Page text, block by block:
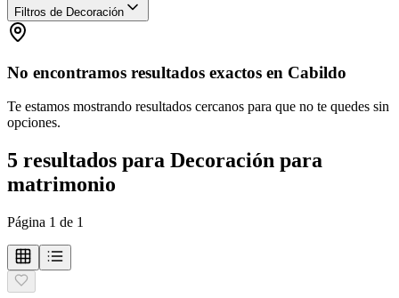
Filtros de Decoración
No encontramos resultados exactos en Cabildo
Te estamos mostrando resultados cercanos para que no te quedes sin
opciones.
5 resultados para Decoración para
matrimonio
Página 1 de 1